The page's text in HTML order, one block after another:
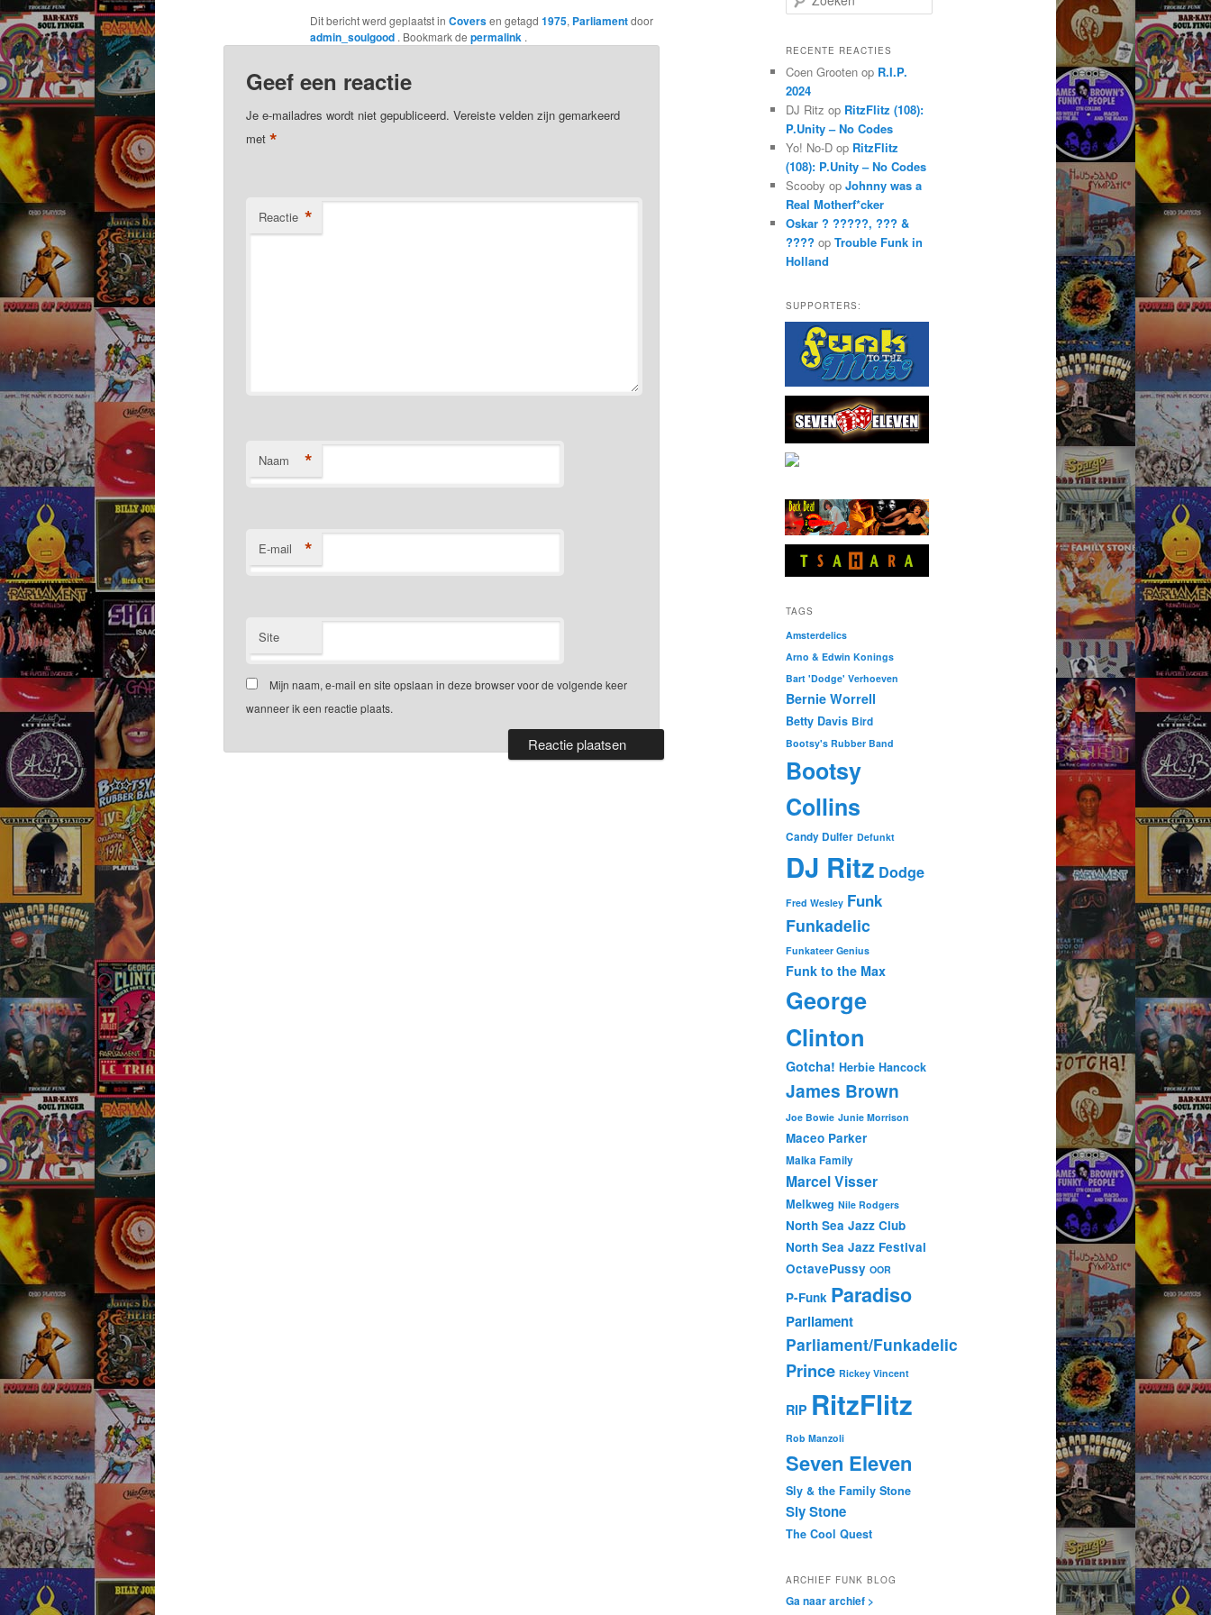
Dit bericht werd geplaatst inCoversen getagd1975, Parliamentdoor
admin_soulgood . Bookmark depermalink .
Geef een reactie
Je e-mailadres wordt niet gepubliceerd. Vereiste velden zijn gemarkeerd
met*
Reactie *
Naam *
E-mail *
Site
Mijn naam, e-mail en site opslaan in deze browser voor de volgende keer
wanneer ik een reactie plaats.
o
k
n
RECENTE REACTIES
Coen Grooten op R.I.P.
2024
DJ Ritz op RitzFlitz (108):
P.Unity – No Codes
Yo! No-D op RitzFlitz
(108): P.Unity – No Codes
Scooby opJohnny was a
Real Motherf*cker
Oskar ? ?????, ??? &
???? opTrouble Funk in
Holland
SUPPORTERS:
TAGS
Amsterdelics
Arno & Edwin Konings
Bart 'Dodge' Verhoeven
Bernie Worrell
Betty Davis Bird
Bootsy's Rubber Band
Bootsy
Collins
Candy Dulfer Defunkt
DJ Ritz Dodge
Fred Wesley Funk
Funkadelic
Funkateer Genius
Funk to the Max
George
Clinton
Gotcha! Herbie Hancock
James Brown
Joe Bowie Junie Morrison
Maceo Parker
Malka Family
Marcel Visser
Melkweg Nile Rodgers
North Sea Jazz Club
North Sea Jazz Festival
OctavePussy OOR
P-Funk Paradiso
Parliament
Parliament/Funkadelic
Prince Rickey Vincent
RIP RitzFlitz
Rob Manzoli
Seven Eleven
Sly & the Family Stone
Sly Stone
The Cool Quest
ARCHIEF FUNK BLOG
Ga naar archief >